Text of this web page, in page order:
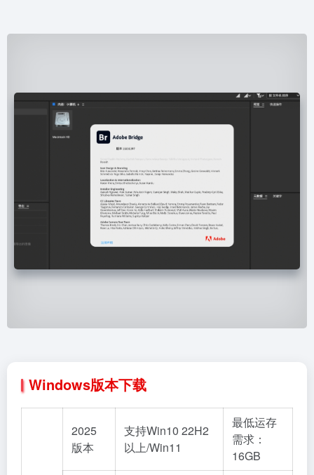
Windows版本下载
2025
版本
支持Win10 22H2
以上/Win11
最低运存
需求：
16GB